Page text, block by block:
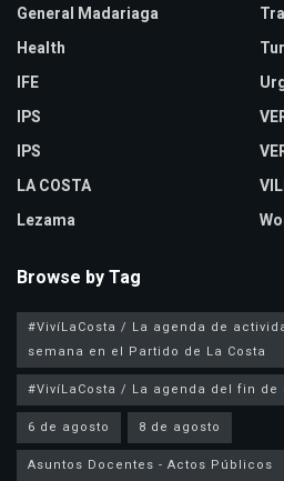
General Madariaga
Health
IFE
IPS
IPS
LA COSTA
Lezama
Browse by Tag
#VivíLaCosta / La agenda de
semana en el Partido de La Costa
#VivíLaCosta / La agenda del fin de
6 de agosto
8 de agosto
Asuntos Docentes - Actos Públicos